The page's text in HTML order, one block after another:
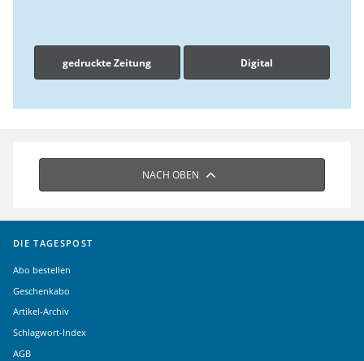
gedruckte Zeitung Digital
NACH OBEN
DIE TAGESPOST
Abo bestellen
Geschenkabo
Artikel-Archiv
Schlagwort-Index
AGB